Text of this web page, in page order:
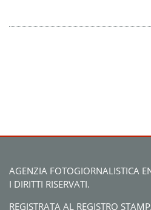
AGENZIA FOTOGIORNALISTICA
I DIRITTI RISERVATI.
REGISTRATA AL REGISTRO